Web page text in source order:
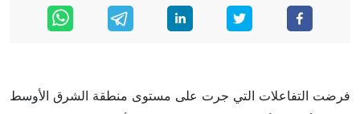
فرضت التفاعلات التي جرت على مستوى منطقة الشرق الأوسط